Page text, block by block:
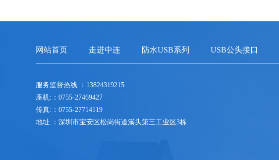
网站首页 走进中连 防水USB系列 USB公头接口
服务监督热线:：13824319215
座机:：0755-27469427
传真:：0755-27714119
地址:：深圳市宝安区松岗街道溪头第三工业区3栋